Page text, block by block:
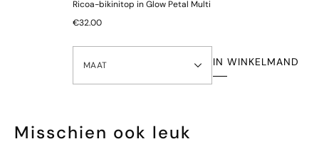
Let op: om hygiënische en gezondheidsredenen kunnen alle
Ricoa-bikinitop in Glow Petal Multi
€32.00
MAAT IN WINKELMAND
Misschien ook leuk